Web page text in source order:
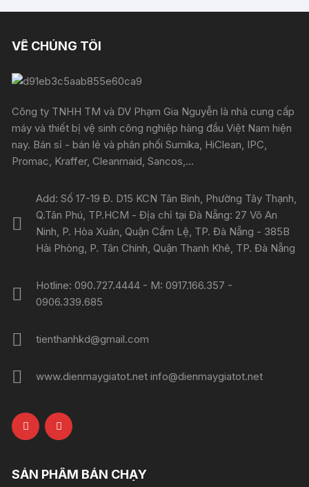
VỀ CHÚNG TÔI
Công ty TNHH TM và DV Phạm Gia Nguyễn là nhà cung cấp
máy và thiết bị vệ sinh công nghiệp hàng đầu Việt Nam hiện
nay. Bán sỉ - bán lẻ và phân phối Sumika, HiClean, IPC,
Promac, Kraffer, Cleanmaid, Sancos,...
Add: Số 17-19 Đ. D15 KCN Tân Bình, Phường Tây Thạnh,
Q.Tân Phú, TP.HCM - Địa chỉ tại Đà Nẵng: 27 Võ An
Ninh, P. Hòa Xuân, Quận Cẩm Lệ, TP. Đà Nẵng - 385B
Hải Phòng, P. Tân Chính, Quận Thanh Khê, TP. Đà Nẵng
Hotline: 090.727.4444 - M: 0917.166.357 -
0906.339.685
tienthanhkd@gmail.com
www.dienmaygiatot.net info@dienmaygiatot.net
SẢN PHẨM BÁN CHẠY